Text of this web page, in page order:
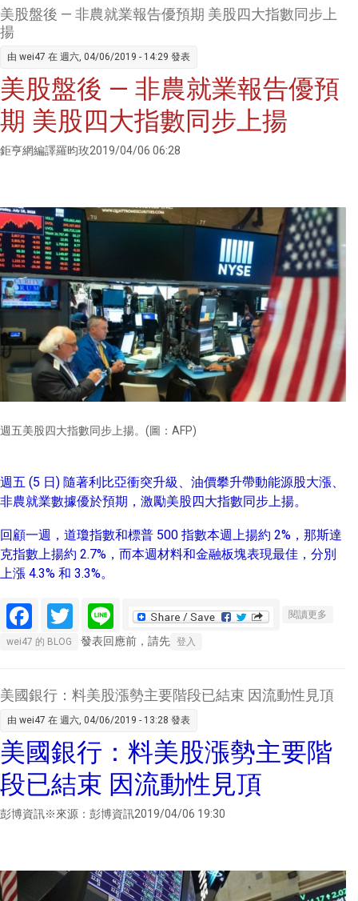
國廠因
麼讓股
價逆勢
美股盤後 — 非農就業報告優預期 美股四大指數同步上
揚
由 wei47 在 週六, 04/06/2019 - 14:29 發表
美股盤後 — 非農就業報告優預
期 美股四大指數同步上揚
鉅亨網編譯羅昀玫2019/04/06 06:28
週五美股四大指數同步上揚。(圖：AFP)
週五 (5 日) 隨著利比亞衝突升級、油價攀升帶動能源股大漲、
非農就業數據優於預期，激勵美股四大指數同步上揚。
回顧一週，道瓊指數和標普 500 指數本週上揚約 2%，那斯達
克指數上揚約 2.7%，而本週材料和金融板塊表現最佳，分別
上漲 4.3% 和 3.3%。
Facebook
Twitter
Line 閱讀更多
告優預
數同步
上揚
wei47 的 BLOG 發表回應前，請先 登入
美國銀行：料美股漲勢主要階段已結束 因流動性見頂
由 wei47 在 週六, 04/06/2019 - 13:28 發表
美國銀行：料美股漲勢主要階
段已結束 因流動性見頂
彭博資訊※來源：彭博資訊2019/04/06 19:30